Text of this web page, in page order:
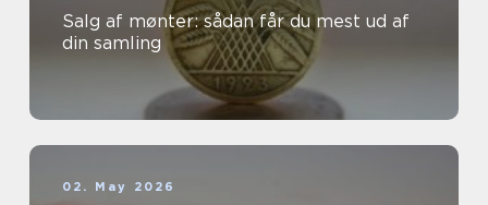
Salg af mønter: sådan får du mest ud af
din samling
02. May 2026